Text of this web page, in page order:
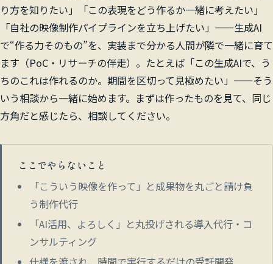
り方を知りたい」「この表現をどう作るか一緒に考えたい」
「自社の映像制作パイプラインを立ち上げたい」——生成AI
で“作る力そのもの”を、実装まで分かる人間が隣で一緒に育て
ます（PoC・リサーチの伴走）。たとえば「この生成AIで、う
ちのこれは作れるのか。期間を区切って見極めたい」——そう
いう相談から一緒に始めます。まずは作ったものを見て、同じ
方角だと感じたら、相談してください。
ここでやらないこと
「こういう映像を作って」と成果物を丸ごと請け負
う制作代行
「AI活用、よろしく」と丸投げされる導入代行・コ
ンサルティング